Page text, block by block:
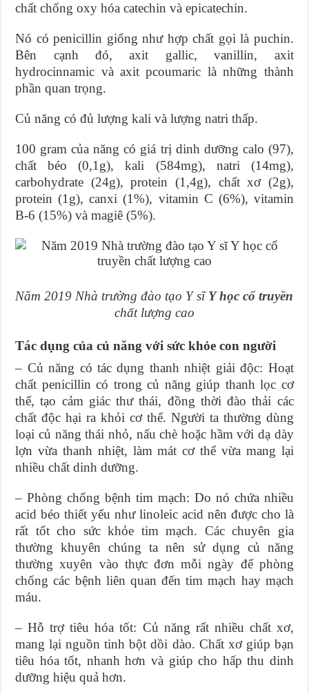
chất chống oxy hóa catechin và epicatechin.
Nó có penicillin giống như hợp chất gọi là puchin.
Bên cạnh đó, axit gallic, vanillin, axit
hydrocinnamic và axit pcoumaric là những thành
phần quan trọng.
Củ năng có đủ lượng kali và lượng natri thấp.
100 gram của năng có giá trị dinh dưỡng calo (97),
chất béo (0,1g), kali (584mg), natri (14mg),
carbohydrate (24g), protein (1,4g), chất xơ (2g),
protein (1g), canxi (1%), vitamin C (6%), vitamin
B-6 (15%) và magiê (5%).
Năm 2019 Nhà trường đào tạo Y sĩY học cổ truyền
chất lượng cao
Tác dụng của củ năng với sức khỏe con người
– Củ năng có tác dụng thanh nhiệt giải độc: Hoạt
chất penicillin có trong củ năng giúp thanh lọc cơ
thể, tạo cảm giác thư thái, đồng thời đào thải các
chất độc hại ra khỏi cơ thể. Người ta thường dùng
loại củ năng thái nhỏ, nấu chè hoặc hầm với dạ dày
lợn vừa thanh nhiệt, làm mát cơ thể vừa mang lại
nhiều chất dinh dưỡng.
– Phòng chống bệnh tim mạch: Do nó chứa nhiều
acid béo thiết yếu như linoleic acid nên được cho là
rất tốt cho sức khỏe tim mạch. Các chuyên gia
thường khuyên chúng ta nên sử dụng củ năng
thường xuyên vào thực đơn mỗi ngày để phòng
chống các bệnh liên quan đến tim mạch hay mạch
máu.
– Hỗ trợ tiêu hóa tốt: Củ năng rất nhiều chất xơ,
mang lại nguồn tinh bột dồi dào. Chất xơ giúp bạn
tiêu hóa tốt, nhanh hơn và giúp cho hấp thu dinh
dưỡng hiệu quả hơn.